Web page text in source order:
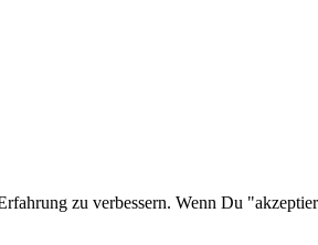
zu verbessern. Wenn Du